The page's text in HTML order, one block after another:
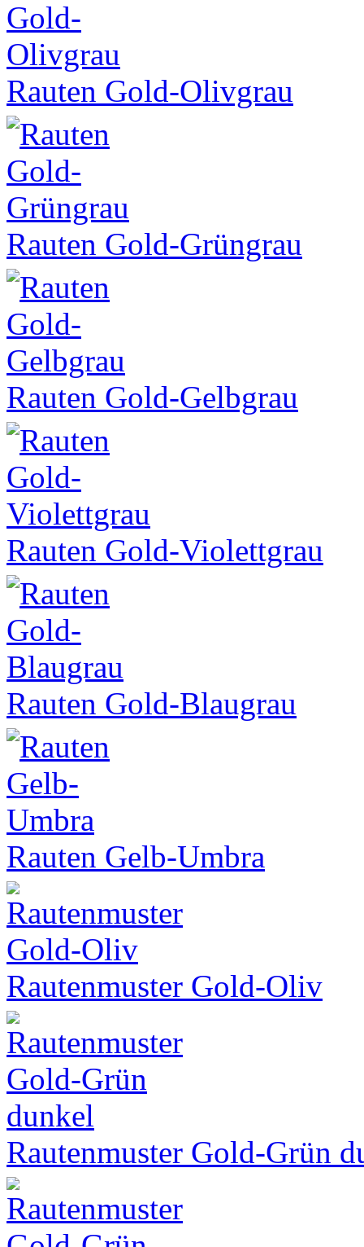
Rauten Gold-Olivgrau
Rauten Gold-Grüngrau
Rauten Gold-Gelbgrau
Rauten Gold-Violettgrau
Rauten Gold-Blaugrau
Rauten Gelb-Umbra
Rautenmuster Gold-Oliv
Rautenmuster Gold-Grün